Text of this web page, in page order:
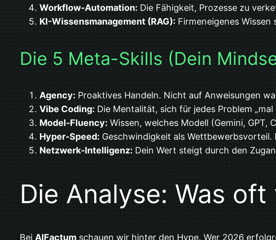
Workflow-Automation: Die Fähigkeit, Prozesse zu
KI-Wissensmanagement (RAG): Firmeneigenes
Die 5 Meta-Skills (Dein
Agency: Proaktives Handeln. Nicht auf Anweisungen
Vibe Coding: Die Mentalität, sich für jedes Problem
Model-Fluency: Wissen, welches Modell (Gemini,
Hyper-Speed: Geschwindigkeit als
Netzwerk-Intelligenz: Dein Wert steigt durch den
Die Analyse: Was
Bei AIFactum schauen wir hinter den Hype. Wer 2026